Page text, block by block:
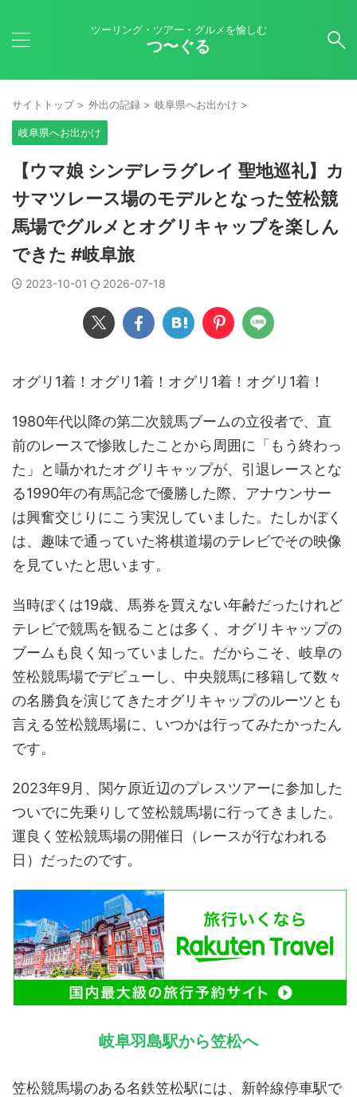
ツーリング・ツアー・グルメを愉しむ
つ〜ぐる
サイトトップ > 外出の記録 > 岐阜県へお出かけ >
岐阜県へお出かけ
【ウマ娘 シンデレラグレイ 聖地巡礼】カ
サマツレース場のモデルとなった笠松競
馬場でグルメとオグリキャップを楽しん
できた #岐阜旅
2023-10-01 2026-07-18
オグリ1着！オグリ1着！オグリ1着！オグリ1着！
1980年代以降の第二次競馬ブームの立役者で、直
前のレースで惨敗したことから周囲に「もう終わっ
た」と囁かれたオグリキャップが、引退レースとな
る1990年の有馬記念で優勝した際、アナウンサー
は興奮交じりにこう実況していました。たしかぼく
は、趣味で通っていた将棋道場のテレビでその映像
を見ていたと思います。
当時ぼくは19歳、馬券を買えない年齢だったけれど
テレビで競馬を観ることは多く、オグリキャップの
ブームも良く知っていました。だからこそ、岐阜の
笠松競馬場でデビューし、中央競馬に移籍して数々
の名勝負を演じてきたオグリキャップのルーツとも
言える笠松競馬場に、いつかは行ってみたかったん
です。
2023年9月、関ケ原近辺のプレスツアーに参加した
ついでに先乗りして笠松競馬場に行ってきました。
運良く笠松競馬場の開催日（レースが行なわれる
日）だったのです。
岐阜羽島駅から笠松へ
笠松競馬場のある名鉄笠松駅には、新幹線停車駅で